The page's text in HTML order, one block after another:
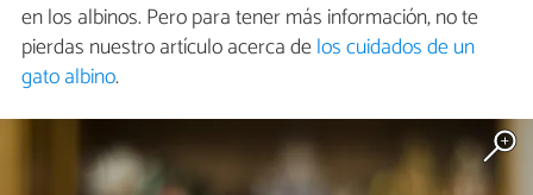
en los albinos. Pero para tener más información, no te
pierdas nuestro artículo acerca delos cuidados de un
gato albino.